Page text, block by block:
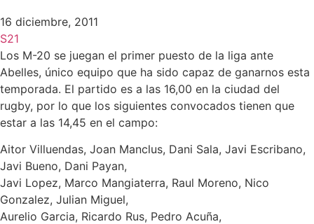
16 diciembre, 2011
S21
Los M-20 se juegan el primer puesto de la liga ante
Abelles, único equipo que ha sido capaz de ganarnos esta
temporada. El partido es a las 16,00 en la ciudad del
rugby, por lo que los siguientes convocados tienen que
estar a las 14,45 en el campo:
Aitor Villuendas, Joan Manclus, Dani Sala, Javi Escribano,
Javi Bueno, Dani Payan,
Javi Lopez, Marco Mangiaterra, Raul Moreno, Nico
Gonzalez, Julian Miguel,
Aurelio Garcia, Ricardo Rus, Pedro Acuña,